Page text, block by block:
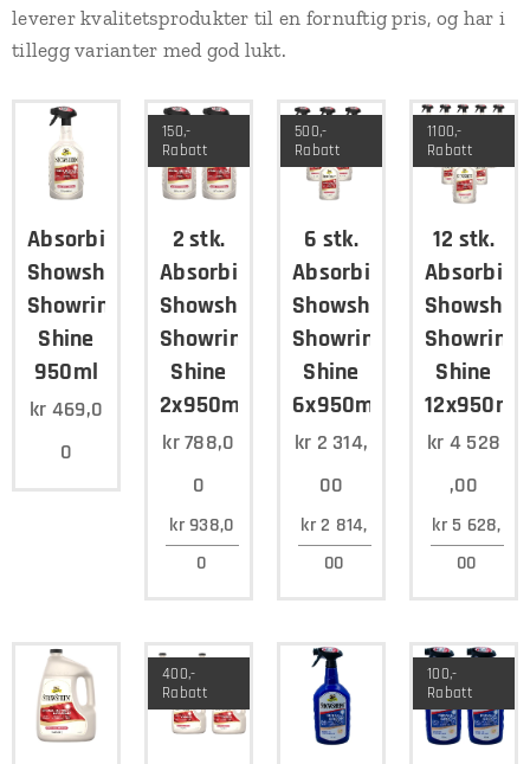
leverer kvalitetsprodukter til en fornuftig pris, og har i
tillegg varianter med god lukt.
Absorbine
Showsheen
Showring
Shine
950ml
kr 469,0
0
2 stk.
Absorbine
Showsheen
Showring
Shine
2x950ml
150,-
Rabatt
kr788,0
0
kr938,0
0
6 stk.
Absorbine
Showsheen
Showring
Shine
6x950ml
500,-
Rabatt
kr 2 314,
00
kr2 814,
00
12 stk.
Absorbine
Showring
Shine
12x950ml
1100,-
Rabatt
kr 4 528
,00
kr 5 628,
00
400,-
Rabatt
100,-
Rabatt